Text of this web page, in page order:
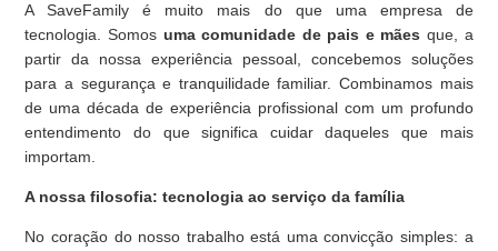
A SaveFamily é muito mais do que uma empresa de
tecnologia. Somos uma comunidade de pais e mães que, a
partir da nossa experiência pessoal, concebemos soluções
para a segurança e tranquilidade familiar. Combinamos mais
de uma década de experiência profissional com um profundo
entendimento do que significa cuidar daqueles que mais
importam.
A nossa filosofia: tecnologia ao serviço da família
No coração do nosso trabalho está uma convicção simples: a